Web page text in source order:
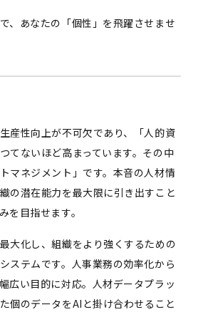
、あなたの「個性」を飛躍させませ
産性向上が不可欠であり、「人的資
てないほど高まっています。その中
マネジメント」です。本音の人材情
の潜在能力を最大限に引き出すこと
を目指せます。
大化し、組織をより強くするための
ステムです。人事業務の効率化から
広い目的に対応。人材データプラッ
個のデータをAIと掛け合わせること